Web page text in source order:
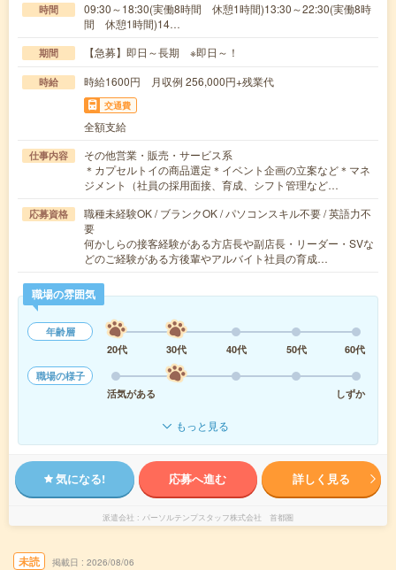
時間
09:30～18:30(実働8時間 休憩1時間)13:30～22:30(実働8時
間 休憩1時間)14…
期間 【急募】即日～長期 ※即日～！
時給 時給1600円 月収例 256,000円+残業代
交通費
全額支給
仕事内容
その他営業・販売・サービス系
＊カプセルトイの商品選定＊イベント企画の立案など＊マネ
ジメント（社員の採用面接、育成、シフト管理など…
応募資格
職種未経験OK / ブランクOK / パソコンスキル不要 / 英語力不
要
何かしらの接客経験がある方店長や副店長・リーダー・SVな
どのご経験がある方後輩やアルバイト社員の育成…
職場の雰囲気
年齢層
20代
30代 40代 50代
60代
職場の様子
活気がある
しずか
もっと見る
気になる! 応募へ進む 詳しく見る
派遣会社 パーソルテンプスタッフ株式会社 首都圏
未読 掲載日 2026/08/06